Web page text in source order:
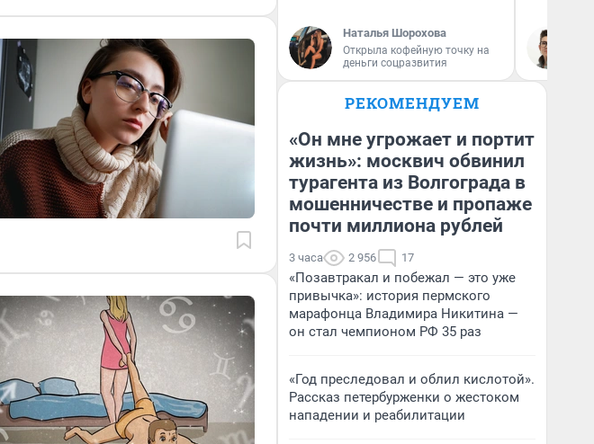
Наталья Шорохова
Открыла кофейную точку на
деньги соцразвития
РЕКОМЕНДУЕМ
«Он мне угрожает и портит
жизнь»: москвич обвинил
турагента из Волгограда в
мошенничестве и пропаже
почти миллиона рублей
3 часа 2 956 17
«Позавтракал и побежал — это уже
привычка»: история пермского
марафонца Владимира Никитина —
он стал чемпионом РФ 35 раз
«Год преследовал и облил кислотой».
Рассказ петербурженки о жестоком
нападении и реабилитации